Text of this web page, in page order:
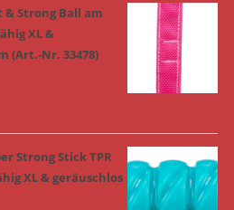
Strong Ball am
XL &
(Art.-Nr. 33478)
Strong Stick TPR
XL & geräuschlos